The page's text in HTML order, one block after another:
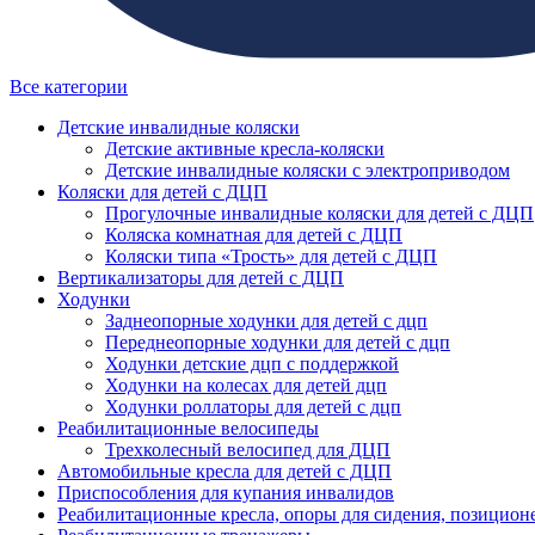
Все категории
Детские инвалидные коляски
Детские активные кресла-коляски
Детские инвалидные коляски с электроприводом
Коляски для детей с ДЦП
Прогулочные инвалидные коляски для детей с ДЦП
Коляска комнатная для детей с ДЦП
Коляски типа «Трость» для детей с ДЦП
Вертикализаторы для детей с ДЦП
Ходунки
Заднеопорные ходунки для детей с дцп
Переднеопорные ходунки для детей с дцп
Ходунки детские дцп с поддержкой
Ходунки на колесах для детей дцп
Ходунки роллаторы для детей с дцп
Реабилитационные велосипеды
Трехколесный велосипед для ДЦП
Автомобильные кресла для детей с ДЦП
Приспособления для купания инвалидов
Реабилитационные кресла, опоры для сидения,